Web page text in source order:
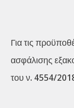
Για τις
ασφάλισης
του ν. 4554/